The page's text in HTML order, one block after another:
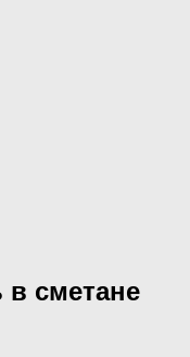
в сметане